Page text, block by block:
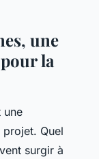
une
la
une
Quel
surgir à